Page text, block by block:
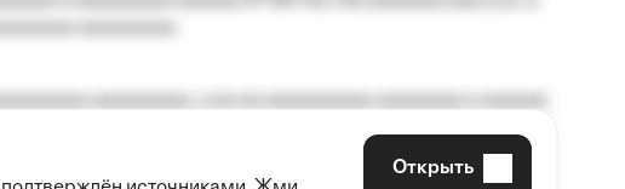
Открыть